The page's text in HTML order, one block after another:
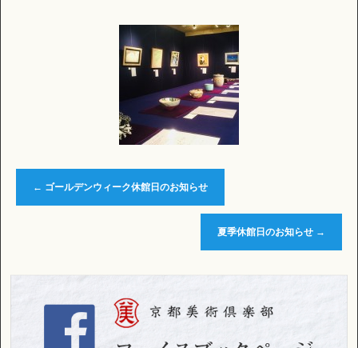
← ゴールデンウィーク休館日のお知らせ
夏季休館日のお知らせ →